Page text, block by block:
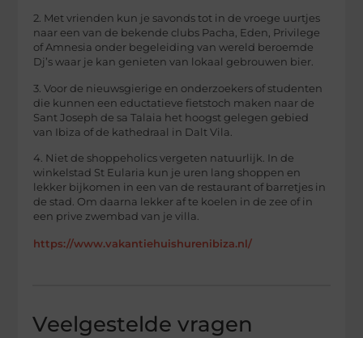
2. Met vrienden kun je savonds tot in de vroege uurtjes
naar een van de bekende clubs Pacha, Eden, Privilege
of Amnesia onder begeleiding van wereld beroemde
Dj’s waar je kan genieten van lokaal gebrouwen bier.
3. Voor de nieuwsgierige en onderzoekers of studenten
die kunnen een eductatieve fietstoch maken naar de
Sant Joseph de sa Talaia het hoogst gelegen gebied
van Ibiza of de kathedraal in Dalt Vila.
4. Niet de shoppeholics vergeten natuurlijk. In de
winkelstad St Eularia kun je uren lang shoppen en
lekker bijkomen in een van de restaurant of barretjes in
de stad. Om daarna lekker af te koelen in de zee of in
een prive zwembad van je villa.
https://www.vakantiehuishurenibiza.nl/
Veelgestelde vragen